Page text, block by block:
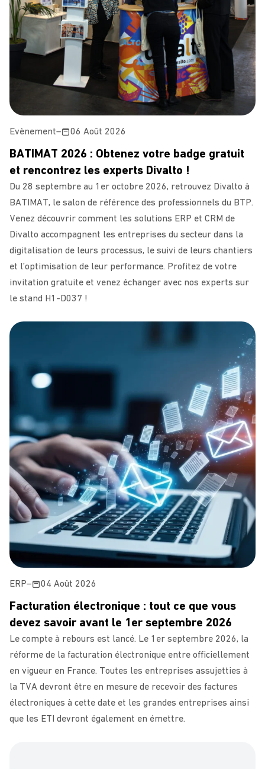
Evènement– 06 Août 2026
BATIMAT 2026 : Obtenez votre badge gratuit
et rencontrez les experts Divalto !
Du 28 septembre au 1er octobre 2026, retrouvez Divalto à
BATIMAT, le salon de référence des professionnels du BTP.
Venez découvrir comment les solutions ERP et CRM de
Divalto accompagnent les entreprises du secteur dans la
digitalisation de leurs processus, le suivi de leurs chantiers
et l’optimisation de leur performance. Profitez de votre
invitation gratuite et venez échanger avec nos experts sur
le stand H1-D037 !
ERP– 04 Août 2026
Facturation électronique : tout ce que vous
devez savoir avant le 1er septembre 2026
Le compte à rebours est lancé. Le 1er septembre 2026, la
réforme de la facturation électronique entre officiellement
en vigueur en France. Toutes les entreprises assujetties à
la TVA devront être en mesure de recevoir des factures
électroniques à cette date et les grandes entreprises ainsi
que les ETI devront également en émettre.